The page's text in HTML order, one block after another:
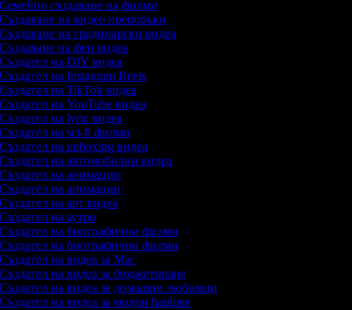
създаване на филми
на видео препоръки
на градинарски видеа
на фен видеа
на DIY видеа
на Instagram Reels
на TikTok видеа
на YouTube видеа
на lyric видеа
на sci-fi филми
на unboxing видеа
на автомобилни видеа
на анимации
на анимации
на арт видеа
на аутро
на биографични филми
на биографични филми
на видеа за Mac
на видеа за бюджетиране
на видеа за домашни любимци
на видеа за модни haulове